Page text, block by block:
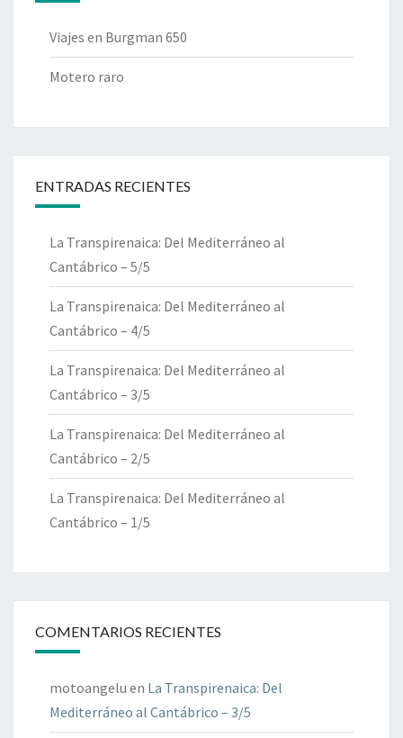
Viajes en Burgman 650
Motero raro
ENTRADAS RECIENTES
La Transpirenaica: Del Mediterráneo al
Cantábrico – 5/5
La Transpirenaica: Del Mediterráneo al
Cantábrico – 4/5
La Transpirenaica: Del Mediterráneo al
Cantábrico – 3/5
La Transpirenaica: Del Mediterráneo al
Cantábrico – 2/5
La Transpirenaica: Del Mediterráneo al
Cantábrico – 1/5
COMENTARIOS RECIENTES
motoangelu en La Transpirenaica: Del
Mediterráneo al Cantábrico – 3/5